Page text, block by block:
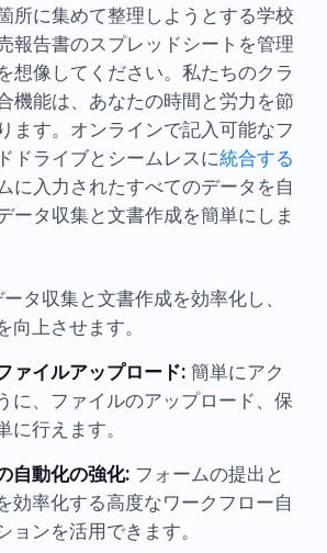
所に集めて整理しようとする学校
報告書のスプレッドシートを管理
想像してください。私たちのクラ
機能は、あなたの時間と労力を節
ます。オンラインで記入可能なフ
ドライブとシームレスに統合する
に入力されたすべてのデータを自
ータ収集と文書作成を簡単にしま
タ収集と文書作成を効率化し、
上させます。
ァイルアップロード:簡単にアク
に、ファイルのアップロード、保
行えます。
自動化の強化:フォームの提出と
効率化する高度なワークフロー自
ョンを活用できます。